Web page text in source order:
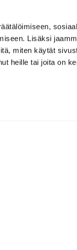
Lisäksi
miten käytät
heille tai joita on